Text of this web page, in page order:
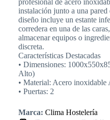
profesional de acero
instalación junto a una
diseño incluye un estante
corredera en una de las
almacenar equipos o
discreta.
Características Destacadas
• Dimensiones:
Alto)
• Material: Acero inoxidable
• Puertas: 2
Marca: Clima Hostelería